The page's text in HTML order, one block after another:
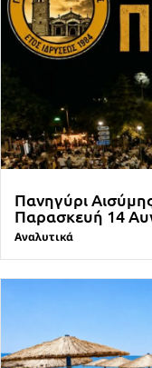
Πανηγύρι
Παρασκευή 14
Αναλυτικά